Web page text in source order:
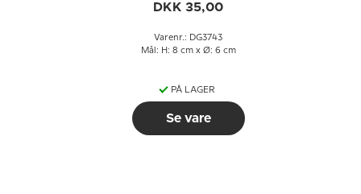
DKK 35,00
Varenr.: DG3743
Mål: H: 8 cm x Ø: 6 cm
PÅ LAGER
Se vare